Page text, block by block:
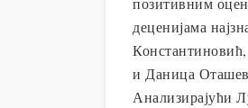
деценијама
и Даница
Анализирајући